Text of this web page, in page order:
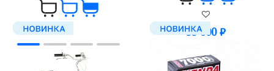
99 000₽
99 000 ₽